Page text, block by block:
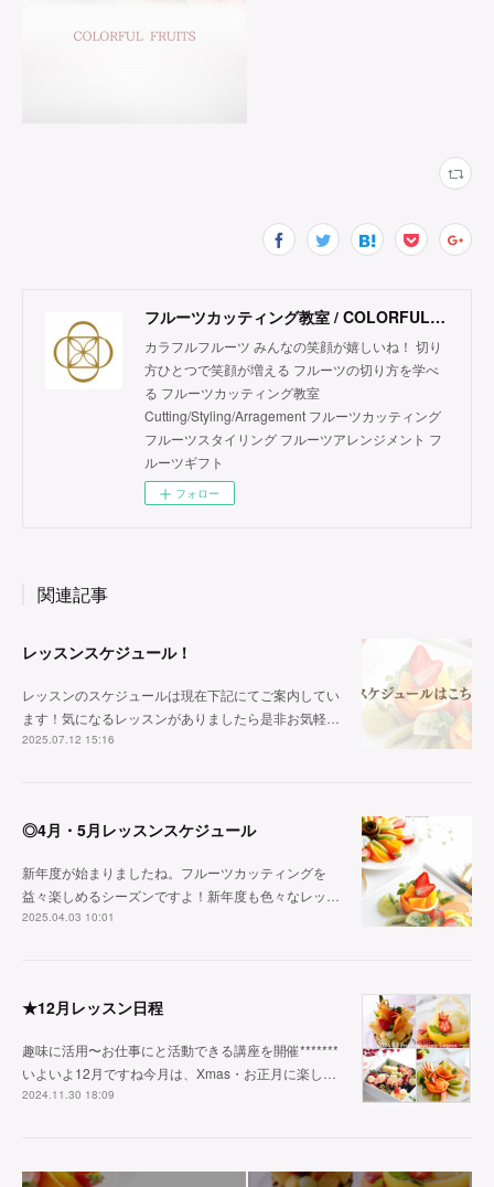
フルーツカッティング教室 / COLORFUL FRUITS
カラフルフルーツ みんなの笑顔が嬉しいね！ 切り
方ひとつで笑顔が増える フルーツの切り方を学べ
る フルーツカッティング教室
Cutting/Styling/Arragement フルーツカッティング
フルーツスタイリング フルーツアレンジメント フ
ルーツギフト
フォロー
関連記事
レッスンスケジュール！
レッスンのスケジュールは現在下記にてご案内してい
ます！気になるレッスンがありましたら是非お気軽…
2025.07.12 15:16
◎4月・5月レッスンスケジュール
新年度が始まりましたね。フルーツカッティングを
益々楽しめるシーズンですよ！新年度も色々なレッ…
2025.04.03 10:01
★12月レッスン日程
趣味に活用〜お仕事にと活動できる講座を開催*******
いよいよ12月ですね今月は、Xmas・お正月に楽し…
2024.11.30 18:09